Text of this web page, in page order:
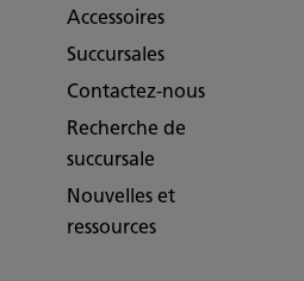
Accessoires
Succursales
Contactez-nous
Recherche de
succursale
Nouvelles et
ressources